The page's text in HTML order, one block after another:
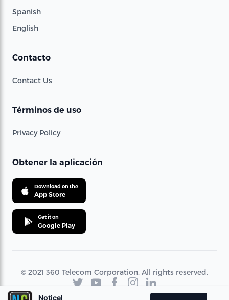
Spanish
English
Contacto
Contact Us
Términos de uso
Privacy Policy
Obtener la aplicación
Download on the
App Store
Get it on
Google Play
© 2021 360 Telecom Corporation. All rights reserved.
Noticel